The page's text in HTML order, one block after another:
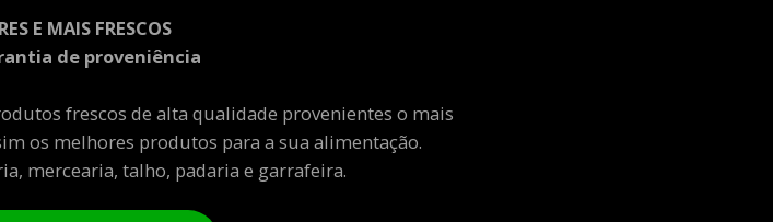
E MAIS FRESCOS
de proveniência
frescos de alta qualidade provenientes o mais
os melhores produtos para a sua alimentação.
mercearia, talho, padaria e garrafeira.